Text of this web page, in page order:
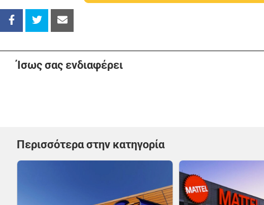
Ίσως σας ενδιαφέρει
Περισσότερα στην κατηγορία